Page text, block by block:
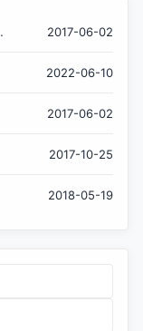
2017-06-02
2022-06-10
2017-06-02
2017-10-25
2018-05-19